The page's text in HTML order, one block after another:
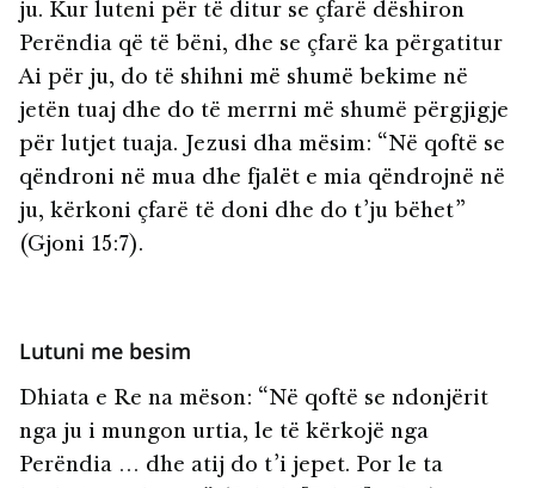
ju. Kur luteni për të ditur se çfarë dëshiron
Perëndia që të bëni, dhe se çfarë ka përgatitur
Ai për ju, do të shihni më shumë bekime në
jetën tuaj dhe do të merrni më shumë përgjigje
për lutjet tuaja. Jezusi dha mësim: “Në qoftë se
qëndroni në mua dhe fjalët e mia qëndrojnë në
ju, kërkoni çfarë të doni dhe do t’ju bëhet”
(Gjoni 15:7).
Lutuni me besim
Dhiata e Re na mëson: “Në qoftë se ndonjërit
nga ju i mungon urtia, le të kërkojë nga
Perëndia … dhe atij do t’i jepet. Por le ta